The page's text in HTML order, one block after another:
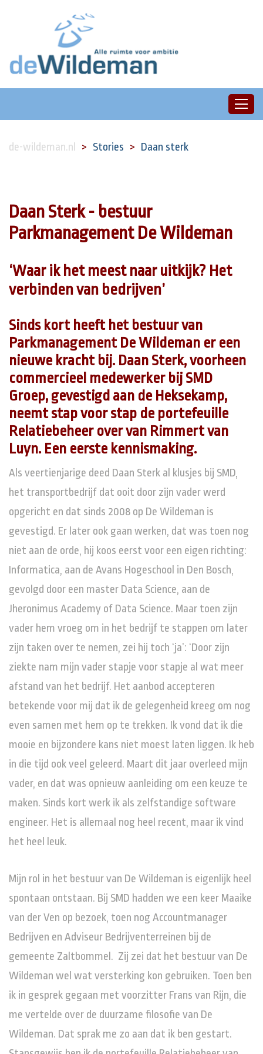
de-wildeman.nl Stories Daan sterk
Daan Sterk - bestuur
Parkmanagement De Wildeman
‘Waar ik het meest naar uitkijk? Het
verbinden van bedrijven’
Sinds kort heeft het bestuur van
Parkmanagement De Wildeman er een
nieuwe kracht bij. Daan Sterk, voorheen
commercieel medewerker bij SMD
Groep, gevestigd aan de Heksekamp,
neemt stap voor stap de portefeuille
Relatiebeheer over van Rimmert van
Luyn. Een eerste kennismaking.
Als veertienjarige deed Daan Sterk al klusjes bij SMD,
het transportbedrijf dat ooit door zijn vader werd
opgericht en dat sinds 2008 op De Wildeman is
gevestigd. Er later ook gaan werken, dat was toen nog
niet aan de orde, hij koos eerst voor een eigen richting:
Informatica, aan de Avans Hogeschool in Den Bosch,
gevolgd door een master Data Science, aan de
Jheronimus Academy of Data Science. Maar toen zijn
vader hem vroeg om in het bedrijf te stappen om later
zijn taken over te nemen, zei hij toch ‘ja’: ‘Door zijn
ziekte nam mijn vader stapje voor stapje al wat meer
afstand van het bedrijf. Het aanbod accepteren
betekende voor mij dat ik de gelegenheid kreeg om nog
even samen met hem op te trekken. Ik vond dat ik die
mooie en bijzondere kans niet moest laten liggen. Ik heb
in die tijd ook veel geleerd. Maart dit jaar overleed mijn
vader, en dat was opnieuw aanleiding om een keuze te
maken. Sinds kort werk ik als zelfstandige software
engineer. Het is allemaal nog heel recent, maar ik vind
het heel leuk.
Mijn rol in het bestuur van De Wildeman is eigenlijk heel
spontaan ontstaan. Bij SMD hadden we een keer Maaike
van der Ven op bezoek, toen nog Accountmanager
Bedrijven en Adviseur Bedrijventerreinen bij de
gemeente Zaltbommel. Zij zei dat het bestuur van De
Wildeman wel wat versterking kon gebruiken. Toen ben
ik in gesprek gegaan met voorzitter Frans van Rijn, die
me vertelde over de duurzame filosofie van De
Wildeman. Dat sprak me zo aan dat ik ben gestart.